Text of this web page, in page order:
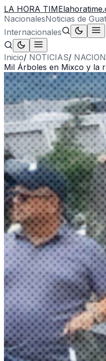
LA HORA TIME
NacionalesNoticias de
Internacionales
Inicio/ NOTICIAS/
Mil Árboles en Mixco y la